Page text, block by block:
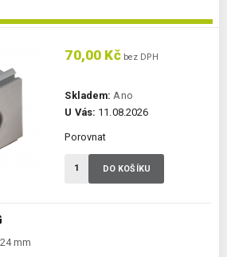
mm
70,00 Kčbez DPH
Skladem: Ano
U Vás: 11.08.2026
Porovnat
DO KOŠÍKU